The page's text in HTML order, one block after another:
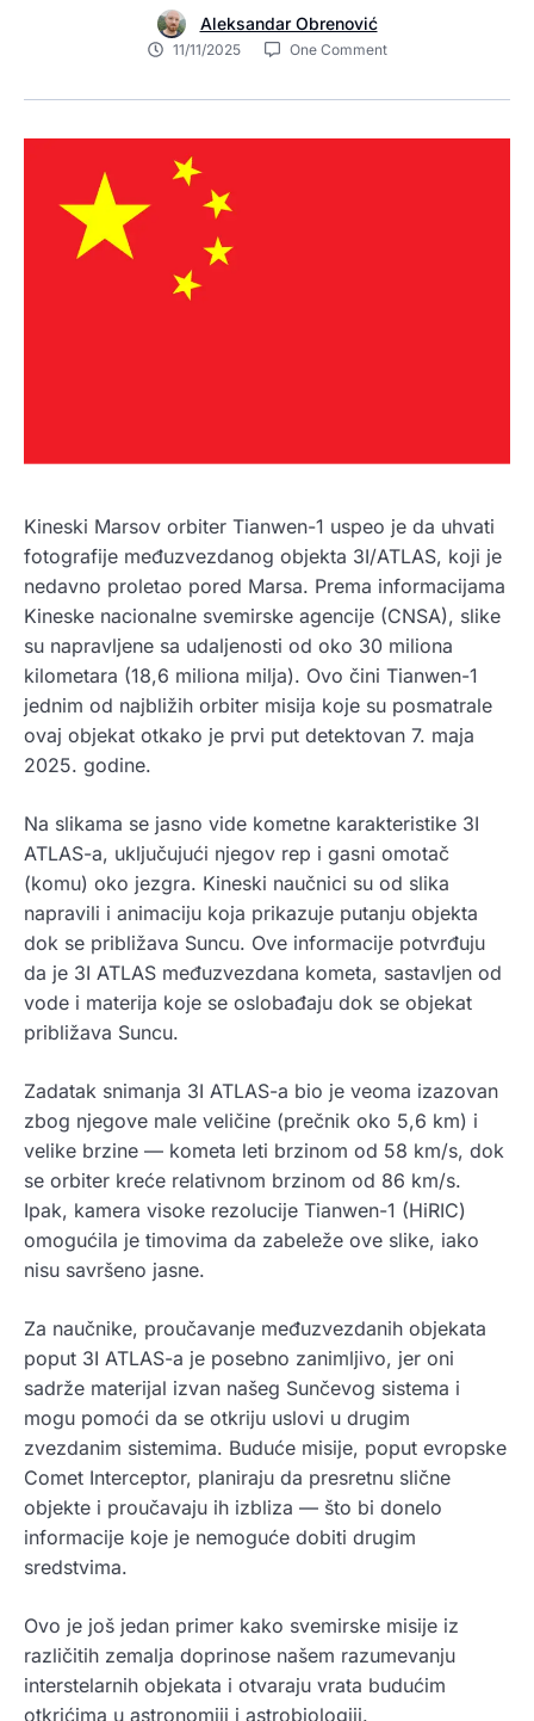
Aleksandar Obrenović
11/11/2025 One Comment
Kineski Marsov orbiter Tianwen-1 uspeo je da uhvati
fotografije međuzvezdanog objekta 3I/ATLAS, koji je
nedavno proletao pored Marsa. Prema informacijama
Kineske nacionalne svemirske agencije (CNSA), slike
su napravljene sa udaljenosti od oko 30 miliona
kilometara (18,6 miliona milja). Ovo čini Tianwen-1
jednim od najbližih orbiter misija koje su posmatrale
ovaj objekat otkako je prvi put detektovan 7. maja
2025. godine.
Na slikama se jasno vide kometne karakteristike 3I
ATLAS-a, uključujući njegov rep i gasni omotač
(komu) oko jezgra. Kineski naučnici su od slika
napravili i animaciju koja prikazuje putanju objekta
dok se približava Suncu. Ove informacije potvrđuju
da je 3I ATLAS međuzvezdana kometa, sastavljen od
vode i materija koje se oslobađaju dok se objekat
približava Suncu.
Zadatak snimanja 3I ATLAS-a bio je veoma izazovan
zbog njegove male veličine (prečnik oko 5,6 km) i
velike brzine — kometa leti brzinom od 58 km/s, dok
se orbiter kreće relativnom brzinom od 86 km/s.
Ipak, kamera visoke rezolucije Tianwen-1 (HiRIC)
omogućila je timovima da zabeleže ove slike, iako
nisu savršeno jasne.
Za naučnike, proučavanje međuzvezdanih objekata
poput 3I ATLAS-a je posebno zanimljivo, jer oni
sadrže materijal izvan našeg Sunčevog sistema i
mogu pomoći da se otkriju uslovi u drugim
zvezdanim sistemima. Buduće misije, poput evropske
Comet Interceptor, planiraju da presretnu slične
objekte i proučavaju ih izbliza — što bi donelo
informacije koje je nemoguće dobiti drugim
sredstvima.
Ovo je još jedan primer kako svemirske misije iz
različitih zemalja doprinose našem razumevanju
interstelarnih objekata i otvaraju vrata budućim
otkrićima u astronomiji i astrobiologiji.